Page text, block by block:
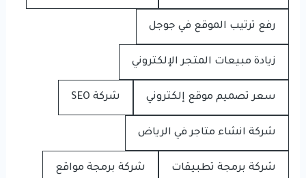
رفع ترتيب الموقع في جوجل
زيادة مبيعات المتجر الإلكتروني
سعر تصميم موقع إلكتروني شركة SEO
شركة انشاء متاجر في الرياض
شركة برمجة تطبيقات شركة برمجة مواقع